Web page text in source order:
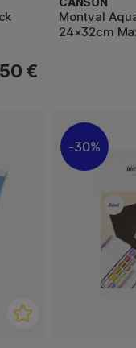
€
Montval
24×32cm
30%